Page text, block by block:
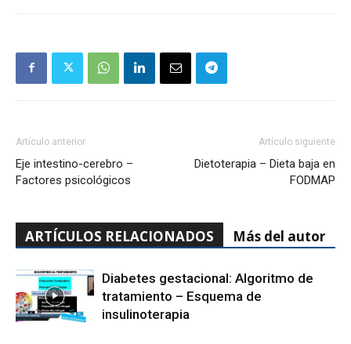
Artículo anterior
Eje intestino-cerebro –
Factores psicológicos
Artículo siguiente
Dietoterapia – Dieta baja en
FODMAP
ARTÍCULOS RELACIONADOS Más del autor
Diabetes gestacional: Algoritmo de
tratamiento – Esquema de
insulinoterapia